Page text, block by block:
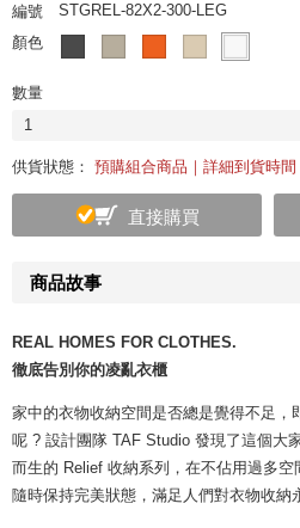
商品故事
REAL HOMES FOR CLOTHES.
徹底告別你的凌亂衣櫃
家中的衣物收納空間是否總是覺得不足，
呢 ? 設計團隊 TAF Studio 發現了這個大
而生的 Relief 收納系列，在不佔用過多
隨時保持完美狀態，滿足人們對衣物收納
編號
STGREL-82X2-300-LEG
顏色
數量
1
供貨狀態： 預購組合商品｜詳細到貨時
直接購買